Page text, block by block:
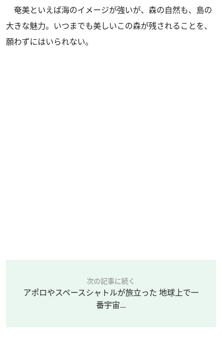
奄美といえば海のイメージが強いが、森の自然も、島の
大きな魅力。いつまでも美しいこの森が残されることを、
願わずにはいられない。
次の記事に続く
アポロやスペースシャトルが旅立った 地球上で一
番宇宙...